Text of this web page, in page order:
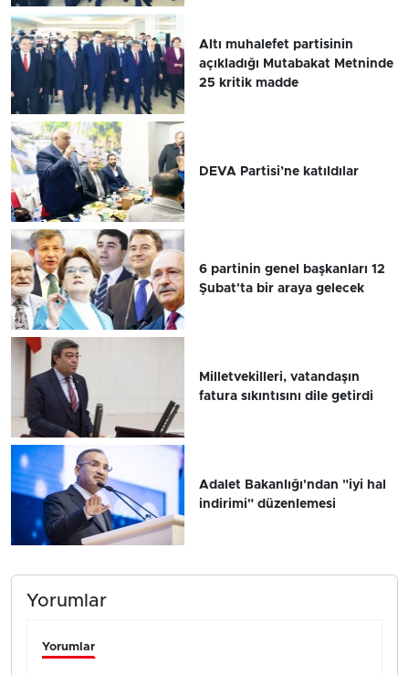
Altı muhalefet partisinin
açıkladığı Mutabakat Metninde
25 kritik madde
DEVA Partisi’ne katıldılar
6 partinin genel başkanları 12
Şubat'ta bir araya gelecek
Milletvekilleri, vatandaşın
fatura sıkıntısını dile getirdi
Adalet Bakanlığı'ndan "iyi hal
indirimi" düzenlemesi
Yorumlar
Yorumlar